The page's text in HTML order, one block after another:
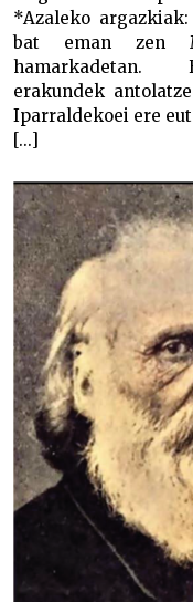
*Azaleko
bat eman zen
hamarkadetan.
erakundek
Iparraldekoei ere
[...]